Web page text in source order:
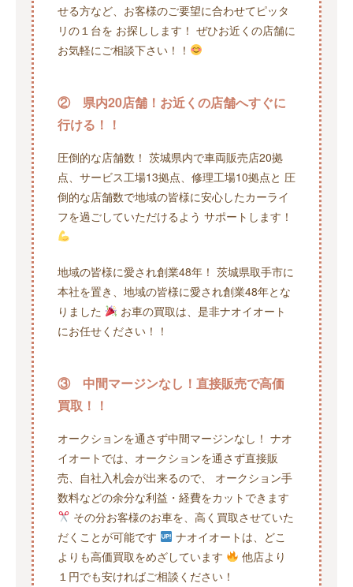
せる方など、お客様のご要望に合わせてピッタ
リの１台を お探しします！ ぜひお近くの店舗に
お気軽にご相談下さい！！
② 県内20店舗！お近くの店舗へすぐに
行ける！！
圧倒的な店舗数！ 茨城県内で車両販売店20拠
点、サービス工場13拠点、修理工場10拠点と 圧
倒的な店舗数で地域の皆様に安心したカーライ
フを過ごしていただけるよう サポートします！
地域の皆様に愛され創業48年！ 茨城県取手市に
本社を置き、地域の皆様に愛され創業48年とな
りました
お車の買取は、是非ナオイオート
にお任せください！！
③ 中間マージンなし！直接販売で高価
買取！！
オークションを通さず中間マージンなし！ ナオ
イオートでは、オークションを通さず直接販
売、自社入札会が出来るので、 オークション手
数料などの余分な利益・経費をカットできます
その分お客様のお車を、高く買取させていた
だくことが可能です
ナオイオートは、どこ
よりも高価買取をめざしています
他店より
１円でも安ければご相談ください！